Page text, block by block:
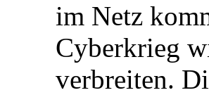
im Netz
Cyberkrieg
verbreiten.